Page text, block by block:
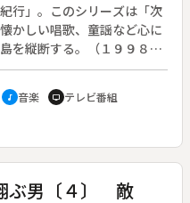
行」。このシリーズは「次
かしい唱歌、童謡など心に
を縦断する。（１９９８年
送、全５０回）◆山また山
木村。「落人伝説」と「五
磨川の支流、川辺川をさか
。村の９７パーセントは山
でしまう。五木村にダム建
年。完成を目指してダム建
事が進み、ふるさとの風景
music_note 音楽 tv テレビ番組
ぶ男〔４〕 敵